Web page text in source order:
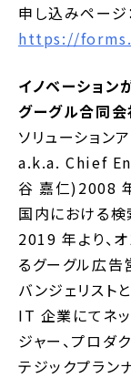
申し込みページ
https://
イノベーション
グーグル合同会
ソリューション
a.k.a. Chief
谷 嘉仁)2008
国内における検
2019 年より、
るグーグル広告
バンジェリスト
IT 企業にてネッ
ジャー、プロダ
テジックプラン